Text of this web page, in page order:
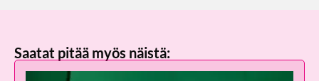
Saatat pitää myös näistä: